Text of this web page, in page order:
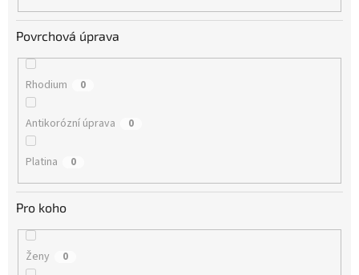
Povrchová úprava
Rhodium 0
Antikorózní úprava 0
Platina 0
Pro koho
Ženy 0